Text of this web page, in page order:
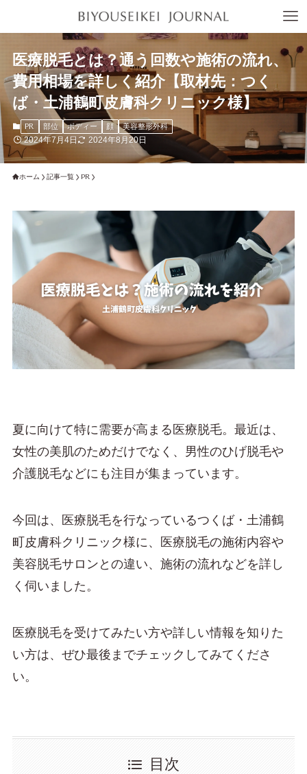
医療脱毛とは？通う回数や施術の流れ、
費用相場を詳しく紹介【取材先：つく
ば・土浦鶴町皮膚科クリニック様】
PR 部位 ボディー 顔 美容整形外科
2024年7月4日 2024年8月20日
ホーム 記事一覧 PR
夏に向けて特に需要が高まる医療脱毛。最近は、
女性の美肌のためだけでなく、男性のひげ脱毛や
介護脱毛などにも注目が集まっています。
今回は、医療脱毛を行なっているつくば・土浦鶴
町皮膚科クリニック様に、医療脱毛の施術内容や
美容脱毛サロンとの違い、施術の流れなどを詳し
く伺いました。
医療脱毛を受けてみたい方や詳しい情報を知りた
い方は、ぜひ最後までチェックしてみてくださ
い。
目次